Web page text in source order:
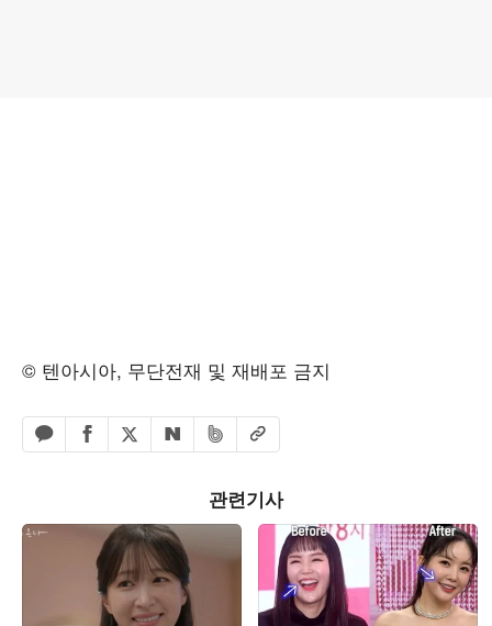
© 텐아시아, 무단전재 및 재배포 금지
카카오톡 공유하기
페이스북 공유하기
엑스 공유하기
네이버 공유하기
밴드 공유하기
URL복사
관련기사